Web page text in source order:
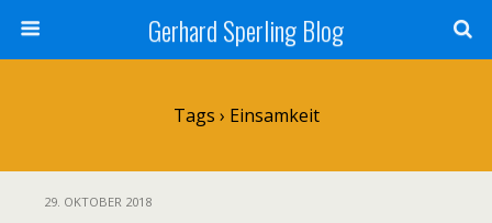
Gerhard Sperling Blog
Tags › Einsamkeit
29. OKTOBER 2018